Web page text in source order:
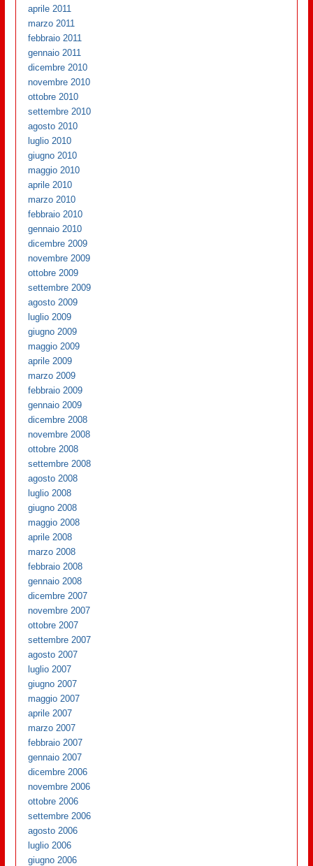
aprile 2011
marzo 2011
febbraio 2011
gennaio 2011
dicembre 2010
novembre 2010
ottobre 2010
settembre 2010
agosto 2010
luglio 2010
giugno 2010
maggio 2010
aprile 2010
marzo 2010
febbraio 2010
gennaio 2010
dicembre 2009
novembre 2009
ottobre 2009
settembre 2009
agosto 2009
luglio 2009
giugno 2009
maggio 2009
aprile 2009
marzo 2009
febbraio 2009
gennaio 2009
dicembre 2008
novembre 2008
ottobre 2008
settembre 2008
agosto 2008
luglio 2008
giugno 2008
maggio 2008
aprile 2008
marzo 2008
febbraio 2008
gennaio 2008
dicembre 2007
novembre 2007
ottobre 2007
settembre 2007
agosto 2007
luglio 2007
giugno 2007
maggio 2007
aprile 2007
marzo 2007
febbraio 2007
gennaio 2007
dicembre 2006
novembre 2006
ottobre 2006
settembre 2006
agosto 2006
luglio 2006
giugno 2006